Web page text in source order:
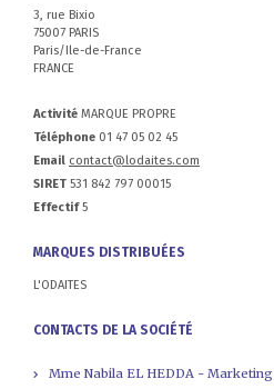
3, rue Bixio
75007 PARIS
Paris/Ile-de-France
FRANCE
Activité MARQUE PROPRE
Téléphone 01 47 05 02 45
Email contact@lodaites.com
SIRET 531 842 797 00015
Effectif5
MARQUES DISTRIBUÉES
L'ODAITES
CONTACTS DE LA SOCIÉTÉ
Mme Nabila EL HEDDA -